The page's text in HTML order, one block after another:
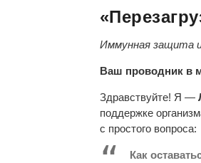
Иммунная защита
Ваш проводник в
Здравствуйте! Я —
поддержке
с простого вопроса:
Как